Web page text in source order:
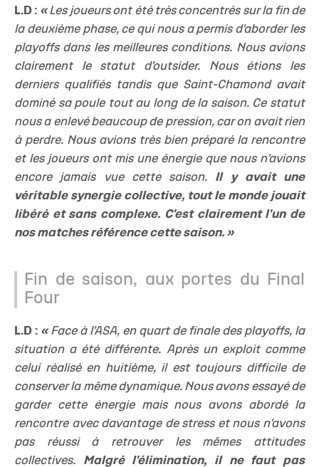
L.D : «Les joueurs ont été très concentrés sur la fin de
la deuxième phase, ce qui nous a permis d'aborder les
playoffs dans les meilleures conditions. Nous avions
clairement le statut d'outsider. Nous étions les
derniers qualifiés tandis que Saint-Chamond avait
dominé sa poule tout au long de la saison. Ce statut
nous a enlevé beaucoup de pression, car on avait rien
à perdre. Nous avions très bien préparé la rencontre
et les joueurs ont mis une énergie que nous n'avions
encore jamais vue cette saison. Il y avait une
véritable synergie collective, tout le monde jouait
libéré et sans complexe. C'est clairement l'un de
nos matches référence cette saison. »
Fin de saison, aux portes du Final
Four
L.D : « Face à l'ASA, en quart de finale des playoffs, la
situation a été différente. Après un exploit comme
celui réalisé en huitième, il est toujours difficile de
conserver la même dynamique. Nous avons essayé de
garder cette énergie mais nous avons abordé la
rencontre avec davantage de stress et nous n'avons
pas réussi à retrouver les mêmes attitudes
collectives. Malgré l'élimination, il ne faut pas